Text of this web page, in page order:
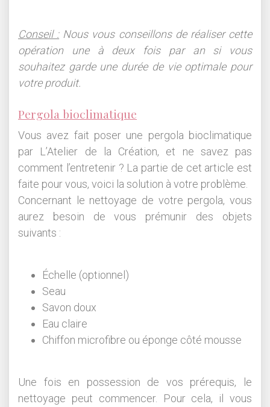
Conseil :Nous vous conseillons de réaliser cette
opération une à deux fois par an si vous
souhaitez garde une durée de vie optimale pour
votre produit.
Pergola bioclimatique
Vous avez fait poser une pergola bioclimatique
par L’Atelier de la Création, et ne savez pas
comment l’entretenir ? La partie de cet article est
faite pour vous, voici la solution à votre problème.
Concernant le nettoyage de votre pergola, vous
aurez besoin de vous prémunir des objets
suivants :
Échelle (optionnel)
Seau
Savon doux
Eau claire
Chiffon microfibre ou éponge côté mousse
Une fois en possession de vos prérequis, le
nettoyage peut commencer. Pour cela, il vous